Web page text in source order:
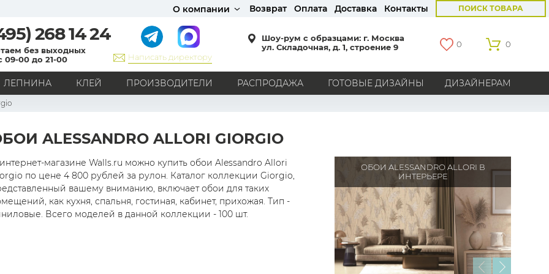
О компании Возврат Оплата Доставка Контакты ПОИСК ТОВАРА
268 14 24
без выходных
09-00 до 21-00
Написать директору
Шоу-рум с образцами: г. Москва
ул. Складочная, д. 1, строение 9
0 0
ЛЕПНИНА КЛЕЙ ПРОИЗВОДИТЕЛИ РАСПРОДАЖА ГОТОВЫЕ ДИЗАЙНЫ ДИЗАЙНЕРАМ
Классика
Английский стиль
Скандинавский стиль
Японский стиль Все стили
Голландия
РИСУНОК
Граффити
Карта мира Книги
Под кирпич
С надписями
Однотонные
Marburg
Loymina Milassa Aura
York
Andrea Rossi
Bernardo Bartalucci
KT-Exclusive Baoqili
AS Creation
Grandeco Rasch
Luna
ALESSANDRO ALLORI GIORGIO
ОБОИ ALESSANDRO ALLORI В
ИНТЕРЬЕРЕ
магазине Walls.ru можно купить обои Alessandro Allori
по цене 4 800 рублей за рулон. Каталог коллекции Giorgio,
вашему вниманию, включает обои для таких
как кухня, спальня, гостиная, кабинет, прихожая. Тип -
Всего моделей в данной коллекции - 100 шт.